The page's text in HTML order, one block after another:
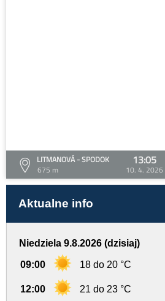
LITMANOVÁ - SPODOK
675 m
13:05
10. 4. 2026
Aktualne info
Niedziela 9.8.2026 (dzisiaj)
09:00 18 do 20 °C
12:00 21 do 23 °C